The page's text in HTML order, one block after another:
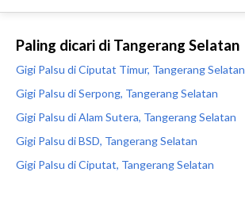
Paling dicari di Tangerang Selatan
Gigi Palsu di Ciputat Timur, Tangerang Selatan
Gigi Palsu di Serpong, Tangerang Selatan
Gigi Palsu di Alam Sutera, Tangerang Selatan
Gigi Palsu di BSD, Tangerang Selatan
Gigi Palsu di Ciputat, Tangerang Selatan